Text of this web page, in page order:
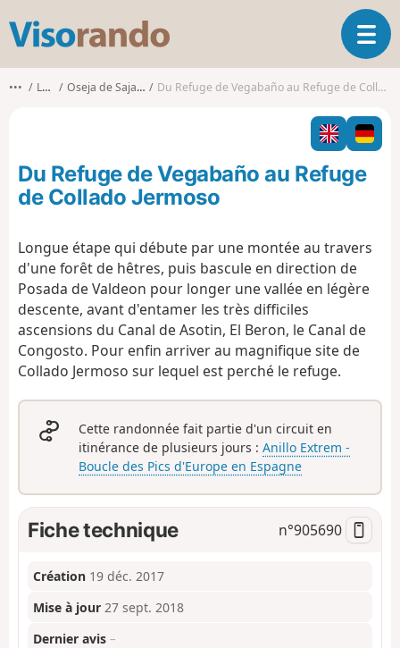
s
o
o
O
u
i
r
l
a
i
a
••• León Oseja de Sajambre Du Refuge de Vegabaño au Refuge de Collado Jermoso
Du Refuge de Vegabaño au Refuge
de Collado Jermoso
Longue étape qui débute par une montée au travers
d'une forêt de hêtres, puis bascule en direction de
Posada de Valdeon pour longer une vallée en légère
descente, avant d'entamer les très difficiles
ascensions du Canal de Asotin, El Beron, le Canal de
Congosto. Pour enfin arriver au magnifique site de
Collado Jermoso sur lequel est perché le refuge.
Cette randonnée fait partie d'un circuit en
itinérance de plusieurs jours :Anillo Extrem -
Boucle des Pics d'Europe en Espagne
Fiche technique n°905690
Création 19 déc. 2017
Mise à jour 27 sept. 2018
Dernier avis –